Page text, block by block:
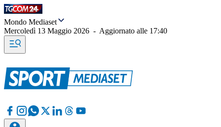
Mondo Mediaset
Mercoledì 13 Maggio 2026 - Aggiornato alle 17:40